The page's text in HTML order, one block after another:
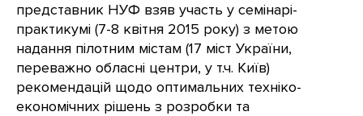
представник НУФ взяв участь у семінарі-
практикумі (7-8 квітня 2015 року) з метою
надання пілотним містам (17 міст України,
переважно обласні центри, у т.ч. Київ)
рекомендацій щодо оптимальних техніко-
економічних рішень з розробки та